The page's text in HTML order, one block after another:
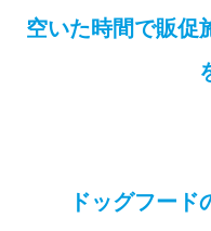
空いた時間で販促
ドッグフー